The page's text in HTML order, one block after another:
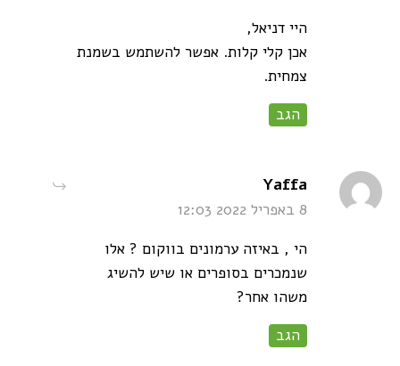
היי דניאל,
אכן קלי קלות. אפשר להשתמש בשמנת
צמחית.
הגב
Yaffa
8 באפריל 2022 12:03
הי , באיזה ערמונים בווקום ? אלו
שנמכרים בסופרים או שיש להשיג
משהו אחר?
הגב